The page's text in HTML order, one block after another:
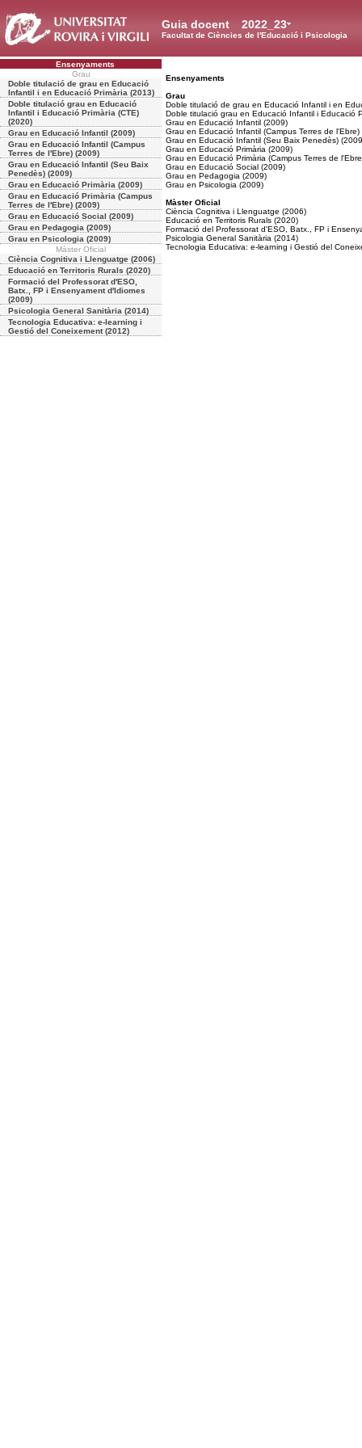
2022_23
Guia docent
Facultat de Ciències de l'Educació i Psicologia
Ensenyaments
Grau
Doble titulació de grau en Educació
Infantil i en Educació Primària (2013)
Doble titulació grau en Educació
Infantil i Educació Primària (CTE)
(2020)
Grau en Educació Infantil (2009)
Grau en Educació Infantil (Campus
Terres de l'Ebre) (2009)
Grau en Educació Infantil (Seu Baix
Penedès) (2009)
Grau en Educació Primària (2009)
Grau en Educació Primària (Campus
Terres de l'Ebre) (2009)
Grau en Educació Social (2009)
Grau en Pedagogia (2009)
Grau en Psicologia (2009)
Màster Oficial
Ciència Cognitiva i Llenguatge (2006)
Educació en Territoris Rurals (2020)
Formació del Professorat d'ESO,
Batx., FP i Ensenyament d'Idiomes
(2009)
Psicologia General Sanitària (2014)
Tecnologia Educativa: e-learning i
Gestió del Coneixement (2012)
Ensenyaments
Grau
Doble titulació de grau en Educació Infantil i en
Doble titulació grau en Educació Infantil i Educació
Grau en Educació Infantil (2009)
Grau en Educació Infantil (Campus Terres de l'Ebre)
Grau en Educació Infantil (Seu Baix Penedès)
Grau en Educació Primària (2009)
Grau en Educació Primària (Campus Terres de
Grau en Educació Social (2009)
Grau en Pedagogia (2009)
Grau en Psicologia (2009)
Màster Oficial
Ciència Cognitiva i Llenguatge (2006)
Educació en Territoris Rurals (2020)
Formació del Professorat d'ESO, Batx., FP i
Psicologia General Sanitària (2014)
Tecnologia Educativa: e-learning i Gestió del